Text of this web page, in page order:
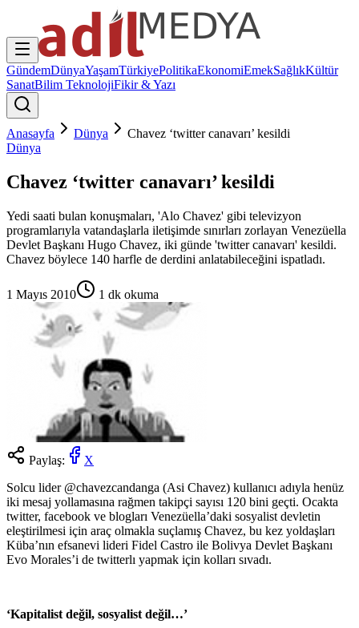
GündemDünyaYaşamTürkiyePolitikaEkonomiEmekSağlıkKültür
SanatBilim TeknolojiFikir & Yazı
Anasayfa Dünya
Chavez ‘twitter canavarı’ kesildi
Dünya
Chavez ‘twitter canavarı’ kesildi
Yedi saati bulan konuşmaları, 'Alo Chavez' gibi televizyon
programlarıyla vatandaşlarla iletişimde sınırları zorlayan Venezüella
Devlet Başkanı Hugo Chavez, iki günde 'twitter canavarı' kesildi.
Chavez böylece 140 harfle de derdini anlatabileceğini ispatladı.
1 Mayıs 2010 1 dk okuma
Paylaş:
X
Solcu lider @chavezcandanga (Asi Chavez) kullanıcı adıyla henüz
iki mesaj yollamasına rağmen takipçi sayısı 120 bini geçti. Ocakta
twitter, facebook ve blogları Venezüella’daki sosyalist devletin
eleştirilmesi için araç olmakla suçlamış Chavez, bu kez yoldaşları
Küba’nın efsanevi lideri Fidel Castro ile Bolivya Devlet Başkanı
Evo Morales’i de twitterlı yapmak için kolları sıvadı.
‘Kapitalist değil, sosyalist değil…’